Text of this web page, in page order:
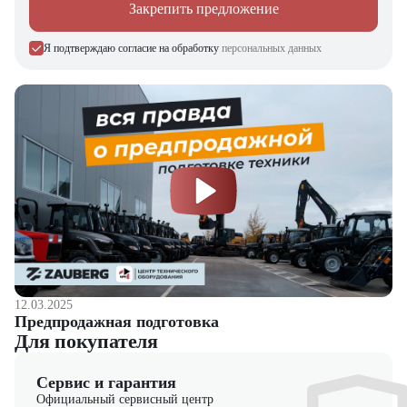
Закрепить предложение
Я подтверждаю согласие на обработку персональных данных
12.03.2025
Предпродажная подготовка
Для покупателя
Сервис и гарантия
Официальный сервисный центр